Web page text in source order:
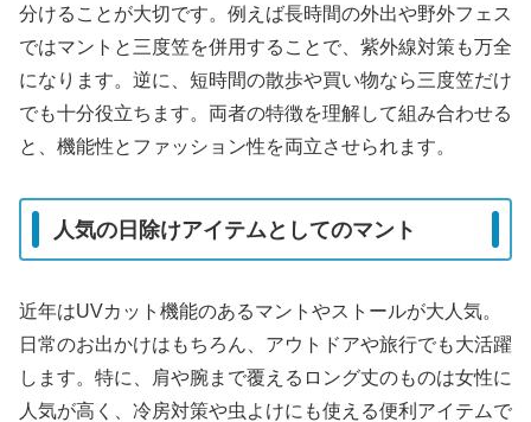
分けることが大切です。例えば長時間の外出や野外フェス
ではマントと三度笠を併用することで、紫外線対策も万全
になります。逆に、短時間の散歩や買い物なら三度笠だけ
でも十分役立ちます。両者の特徴を理解して組み合わせる
と、機能性とファッション性を両立させられます。
人気の日除けアイテムとしてのマント
近年はUVカット機能のあるマントやストールが大人気。
日常のお出かけはもちろん、アウトドアや旅行でも大活躍
します。特に、肩や腕まで覆えるロング丈のものは女性に
人気が高く、冷房対策や虫よけにも使える便利アイテムで